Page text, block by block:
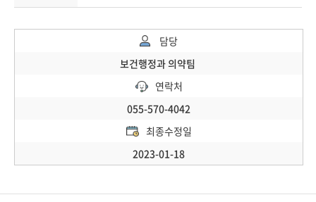
담당
보건행정과 의약팀
연락처
055-570-4042
최종수정일
2023-01-18